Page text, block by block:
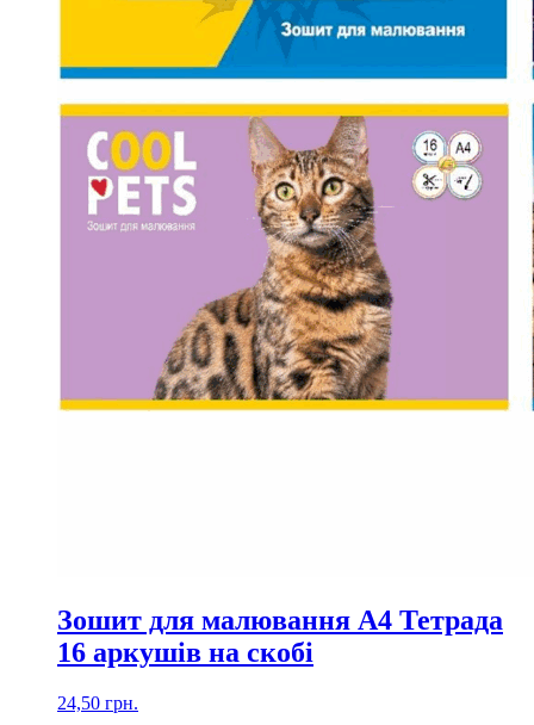
Зошит для малювання А4 Тетрада
16 аркушів на скобі
24,50 грн.